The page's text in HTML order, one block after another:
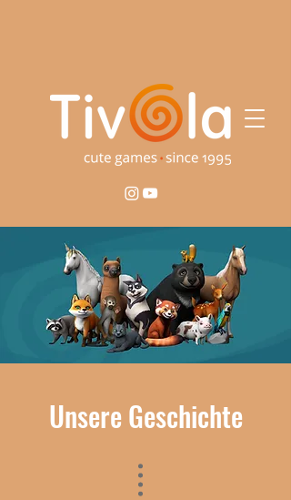
Unsere Geschichte